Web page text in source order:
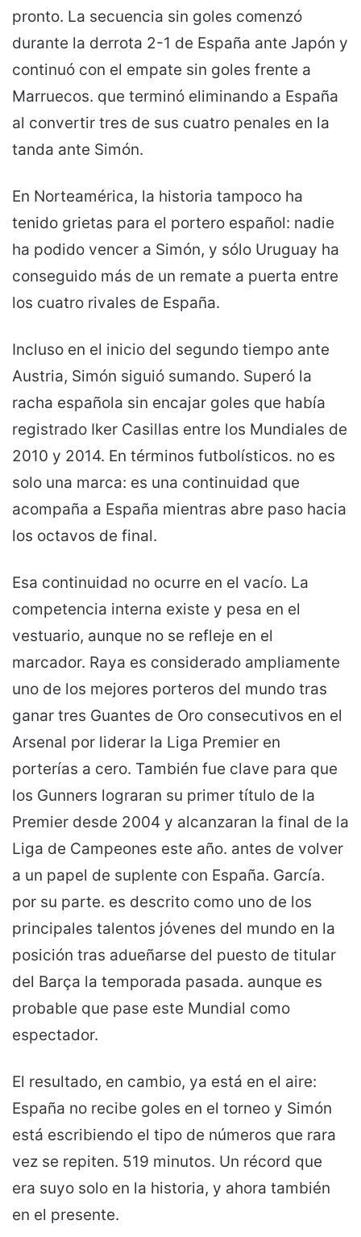
pronto. La secuencia sin goles comenzó
durante la derrota 2-1 de España ante Japón y
continuó con el empate sin goles frente a
Marruecos. que terminó eliminando a España
al convertir tres de sus cuatro penales en la
tanda ante Simón.
En Norteamérica, la historia tampoco ha
tenido grietas para el portero español: nadie
ha podido vencer a Simón, y sólo Uruguay ha
conseguido más de un remate a puerta entre
los cuatro rivales de España.
Incluso en el inicio del segundo tiempo ante
Austria, Simón siguió sumando. Superó la
racha española sin encajar goles que había
registrado Iker Casillas entre los Mundiales de
2010 y 2014. En términos futbolísticos. no es
solo una marca: es una continuidad que
acompaña a España mientras abre paso hacia
los octavos de final.
Esa continuidad no ocurre en el vacío. La
competencia interna existe y pesa en el
vestuario, aunque no se refleje en el
marcador. Raya es considerado ampliamente
uno de los mejores porteros del mundo tras
ganar tres Guantes de Oro consecutivos en el
Arsenal por liderar la Liga Premier en
porterías a cero. También fue clave para que
los Gunners lograran su primer título de la
Premier desde 2004 y alcanzaran la final de la
Liga de Campeones este año. antes de volver
a un papel de suplente con España. García.
por su parte. es descrito como uno de los
principales talentos jóvenes del mundo en la
posición tras adueñarse del puesto de titular
del Barça la temporada pasada. aunque es
probable que pase este Mundial como
espectador.
El resultado, en cambio, ya está en el aire:
España no recibe goles en el torneo y Simón
está escribiendo el tipo de números que rara
vez se repiten. 519 minutos. Un récord que
era suyo solo en la historia, y ahora también
en el presente.